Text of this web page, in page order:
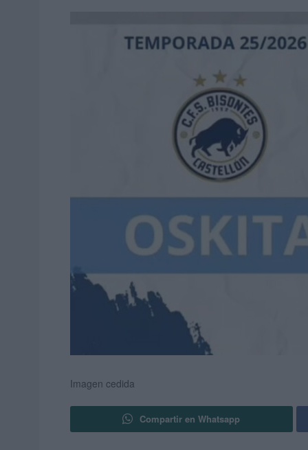
Imagen cedida
Compartir en Whatsapp